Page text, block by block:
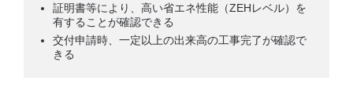
証明書等により、高い省エネ性能（ZEHレベル）を
有することが確認できる
交付申請時、一定以上の出来高の工事完了が確認で
きる